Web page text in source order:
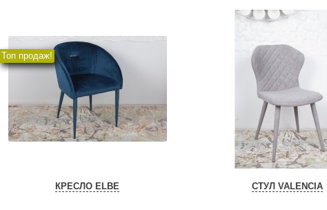
Топ продаж!
КРЕСЛО ELBE СТУЛ VALENCIA